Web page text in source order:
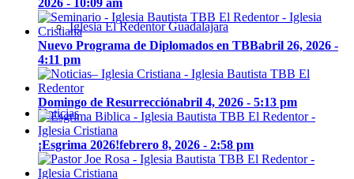
Iglesia El Redentor Guadalajara
Noticias
2026 - 10:09 am
Nuevo Programa de Diplomados en TBBabril 26, 2026 -
4:11 pm
Domingo de Resurrecciónabril 4, 2026 - 5:13 pm
¡Esgrima 2026!febrero 8, 2026 - 2:58 pm